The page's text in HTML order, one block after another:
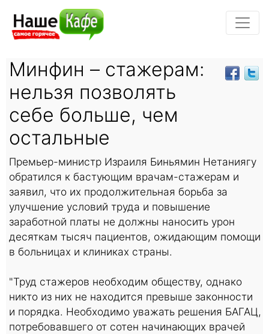
Минфин – стажерам:
нельзя позволять
себе больше, чем
остальные
Премьер-министр Израиля Биньямин Нетаниягу
обратился к бастующим врачам-стажерам и
заявил, что их продолжительная борьба за
улучшение условий труда и повышение
заработной платы не должны наносить урон
десяткам тысяч пациентов, ожидающим помощи
в больницах и клиниках страны.
"Труд стажеров необходим обществу, однако
никто из них не находится превыше законности
и порядка. Необходимо уважать решения БАГАЦ,
потребовавшего от сотен начинающих врачей